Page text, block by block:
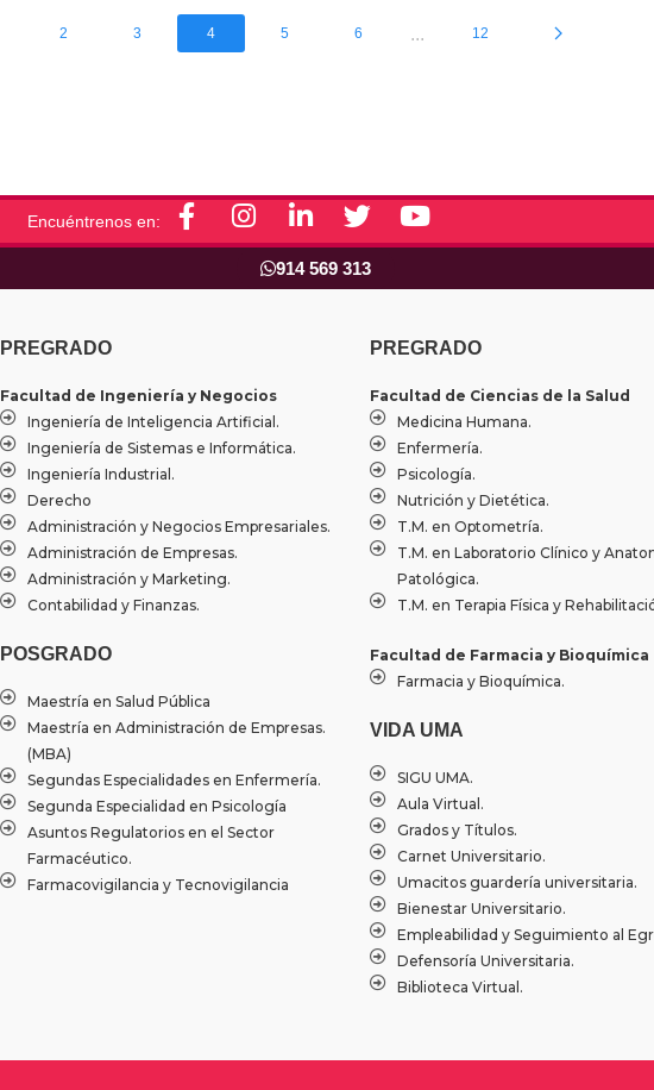
2 3 4 5 6 ... 12
Encuéntrenos en:
F
a
e
k
-
f
I
n
t
a
m
L
i
n
k
T
w
i
t
e
Y
o
t
b
914 569 313
PREGRADO
Facultad de Ingeniería y Negocios
Ingeniería de Inteligencia Artificial.
Ingeniería de Sistemas e Informática.
Ingeniería Industrial.
Derecho
Administración y Negocios Empresariales.
Administración de Empresas.
Administración y Marketing.
Contabilidad y Finanzas.
POSGRADO
Maestría en Salud Pública
Maestría en Administración de Empresas.
(MBA)
Segundas Especialidades en Enfermería.
Segunda Especialidad en Psicología
Asuntos Regulatorios en el Sector
Farmacéutico.
Farmacovigilancia y Tecnovigilancia
PREGRADO
Facultad de Ciencias de la Salud
Medicina Humana.
Enfermería.
Psicología.
Nutrición y Dietética.
T.M. en Optometría.
T.M. en Laboratorio Clínico y
Patológica.
T.M. en Terapia Física y
Facultad de Farmacia y Bioquímica
Farmacia y Bioquímica.
VIDA UMA
SIGU UMA.
Aula Virtual.
Grados y Títulos.
Carnet Universitario.
Umacitos guardería universitaria.
Bienestar Universitario.
Empleabilidad y Seguimiento al
Defensoría Universitaria.
Biblioteca Virtual.